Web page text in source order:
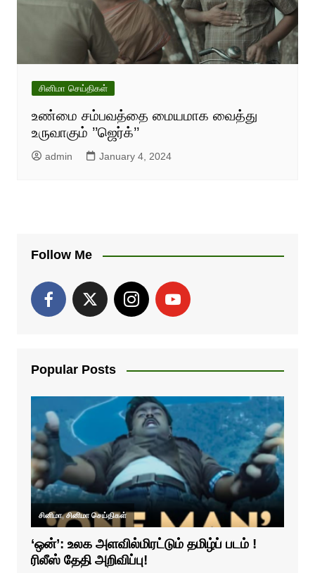
சினிமா செய்திகள்
உண்மை சம்பவத்தை மையமாக வைத்து
உருவாகும் ’’ஜெர்க்’’
admin January 4, 2024
Follow Me
Popular Posts